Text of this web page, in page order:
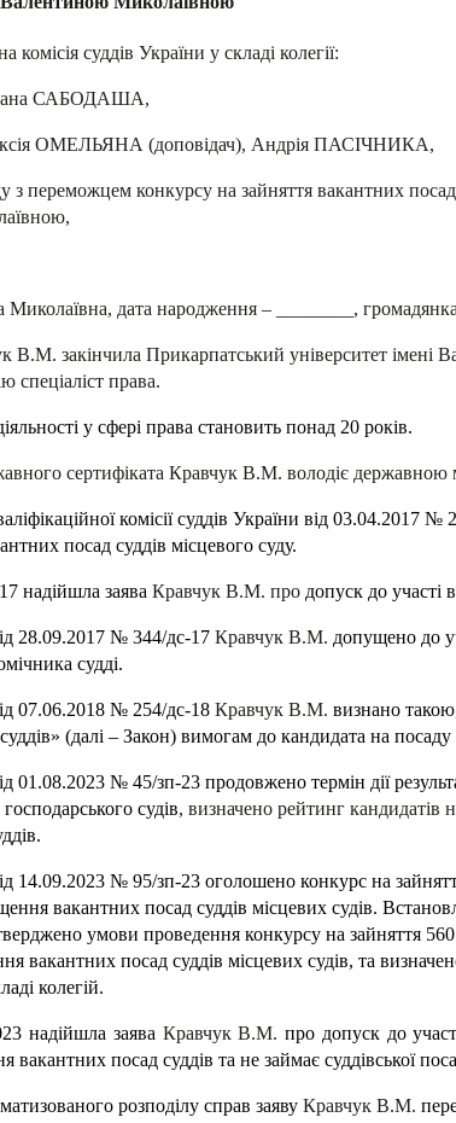
комісія суддів України у складі колегії:
САБОДАША,
ОМЕЛЬЯНА (доповідач), Андрія ПАСІЧНИКА,
з переможцем конкурсу на зайняття вакантних
дата народження – ________,
В.М. закінчила Прикарпатський університет імені
спеціаліст права.
у сфері права становить понад 20 років.
сертифіката Кравчук В.М. володіє державною
комісії суддів України від 03.04.2017
посад суддів місцевого суду.
надійшла заява Кравчук В.М. про допуск до участі
28.09.2017 № 344/дс-17 Кравчук В.М. допущено до
судді.
07.06.2018 № 254/дс-18 Кравчук В.М. визнано
суддів» (далі – Закон) вимогам до кандидата на посаду
01.08.2023 № 45/зп-23 продовжено термін дії
судів, визначено рейтинг кандидатів
14.09.2023 № 95/зп-23 оголошено конкурс на
вакантних посад суддів місцевих судів.
умови проведення конкурсу на зайняття
вакантних посад суддів місцевих судів, та
колегій.
надійшла заява Кравчук В.М.про допуск до
вакантних посад суддів та не займає суддівської
розподілу справ заяву Кравчук В.М.